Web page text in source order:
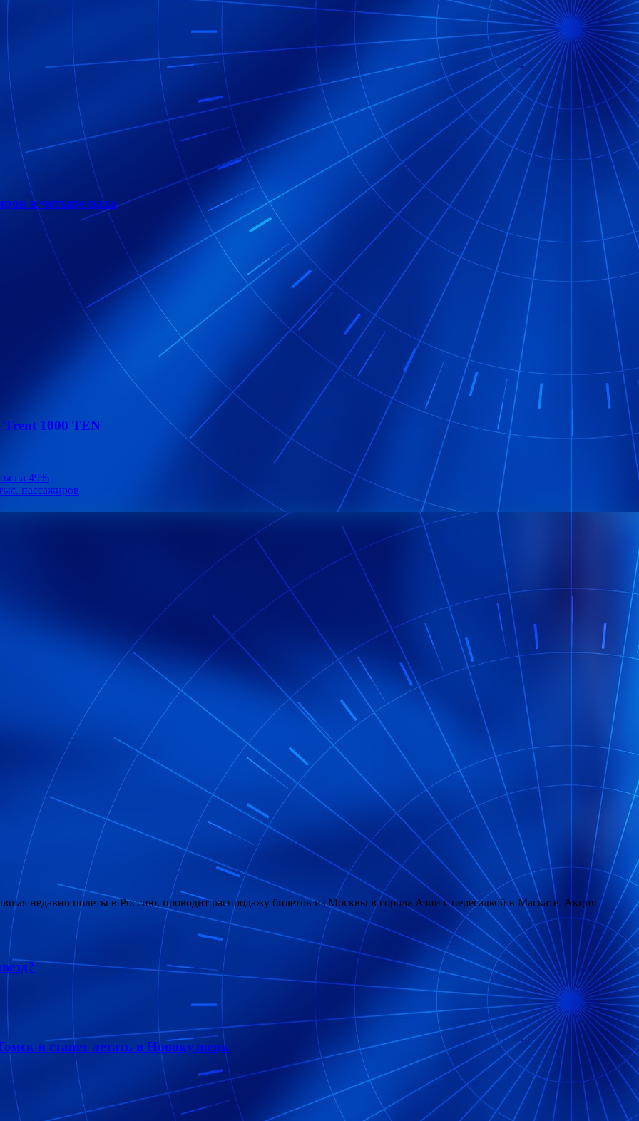
в четыре раза
Trent 1000 TEN
на 49%
пассажиров
недавно полеты в Россию, проводит распродажу билетов из Москвы в города Азии с пересадкой в Маскате. Акция
и станет летать в Новокузнецк